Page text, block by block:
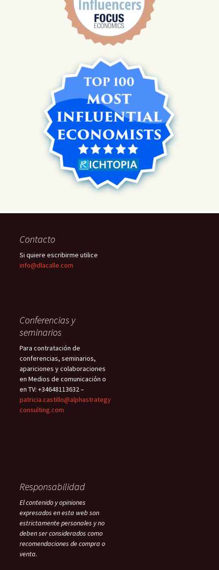
Contacto
Si quiere escribirme utilice
info@dlacalle.com
Conferencias y
seminarios
Para contratación de
conferencias, seminarios,
apariciones y colaboraciones
en Medios de comunicación o
en TV: +34648113632 –
patricia.castillo@alphastrategy
consulting.com
Responsabilidad
El contenido y opiniones
expresados en esta web son
estrictamente personales y no
deben ser considerados como
recomendaciones de compra o
venta.